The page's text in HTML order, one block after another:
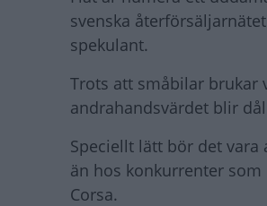
svenska
spekulant.
Trots att småbilar brukar
andrahandsvärdet blir
Speciellt lätt bör det
än hos konkurrenter som
Corsa.